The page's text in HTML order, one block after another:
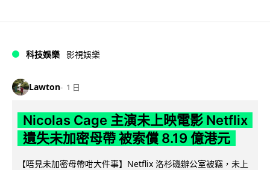
科技娛樂 影視娛樂
Lawton 1 日
Nicolas Cage 主演未上映電影 Netflix
遺失未加密母帶 被索償 8.19 億港元
【唔見未加密母帶咁大件事】Netflix 洛杉磯辦公室被竊，未上